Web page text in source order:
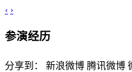
‹ ›
参演经历
分享到： 新浪微博 腾讯微博